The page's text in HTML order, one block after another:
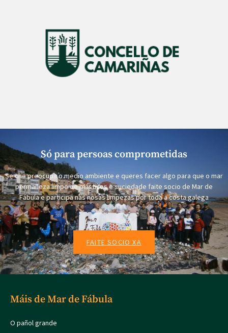
Só para persoas comprometidas
Se che preocupa o medio ambiente e queres facer algo para que o mar
permañeza limpo de plásticos e suciedade faite socio de Mar de
Fábula e participa nas nosas limpezas por toda a costa galega
FAITE SOCIO XA
Máis de Mar de Fábula
O pañol grande